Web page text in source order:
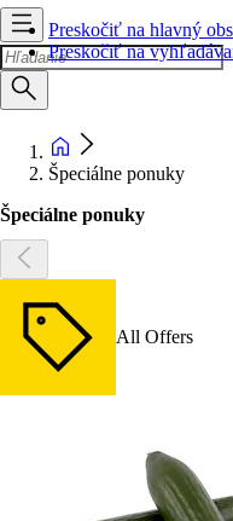
Preskočiť na hlavný
Preskočiť na
Špeciálne ponuky
Špeciálne ponuky
All Offers